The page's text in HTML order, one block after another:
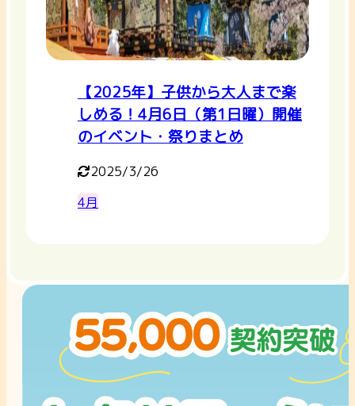
【2025年】子供から大人まで楽
しめる！4月6日（第1日曜）開催
のイベント・祭りまとめ
2025/3/26
4月